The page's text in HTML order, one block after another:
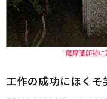
薩摩藩邸跡に
工作の成功にほくそ